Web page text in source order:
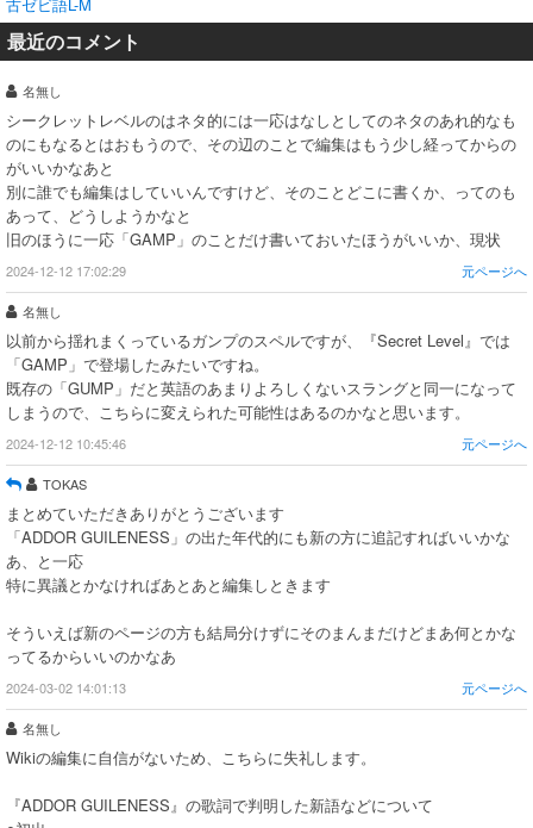
最近のコメント
名無し
シークレットレベルのはネタ的には一応はなしとしてのネタのあれ的なも
のにもなるとはおもうので、その辺のことで編集はもう少し経ってからの
がいいかなあと
別に誰でも編集はしていいんですけど、そのことどこに書くか、ってのも
あって、どうしようかなと
旧のほうに一応「GAMP」のことだけ書いておいたほうがいいか、現状
2024-12-12 17:02:29 元ページへ
名無し
以前から揺れまくっているガンプのスペルですが、『Secret Level』では
「GAMP」で登場したみたいですね。
既存の「GUMP」だと英語のあまりよろしくないスラングと同一になって
しまうので、こちらに変えられた可能性はあるのかなと思います。
2024-12-12 10:45:46 元ページへ
TOKAS
まとめていただきありがとうございます
「ADDOR GUILENESS」の出た年代的にも新の方に追記すればいいかな
あ、と一応
特に異議とかなければあとあと編集しときます
そういえば新のページの方も結局分けずにそのまんまだけどまあ何とかな
ってるからいいのかなあ
2024-03-02 14:01:13 元ページへ
名無し
Wikiの編集に自信がないため、こちらに失礼します。
『ADDOR GUILENESS』の歌詞で判明した新語などについて